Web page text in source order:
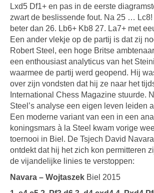
Lxd5 Df1+ en pas in de eerste
zwart de beslissende fout. Na 25 … Lc8!
beter dan 26. Lb6+ Kb8 27. La7+ met
Een ander vlekje op de partij is dat zij
Robert Steel, een hoge Britse
een enthousiast analyticus van het
waarmee de partij werd geopend. Hij
over zijn vondsten dat hij ze naar het
International Chess Magazine stuurde.
Steel’s analyse een eigen leven leiden
Een moderne variant van een in een
koningsmars à la Steel kwam vorige
toernooi in Biel. De Tsjech David
ontdekt dat hij het zich kon permitteren
de vijandelijke linies te verstoppen:
Navara – Wojtaszek Biel 2015